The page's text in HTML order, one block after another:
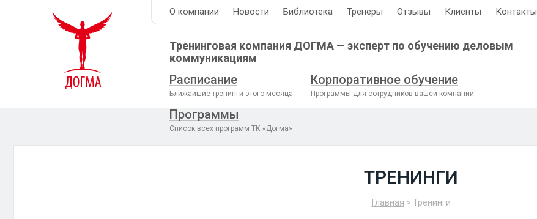
О компании Новости Библиотека Тренеры Отзывы Клиенты Контакты
Тренинговая компания ДОГМА — эксперт по обучению деловым
коммуникациям
Расписание
Ближайшие тренинги этого месяца
Корпоративное обучение
Программы для сотрудников вашей компании
Программы
Список всех программ ТК «Догма»
ТРЕНИНГИ
Главная > Тренинги